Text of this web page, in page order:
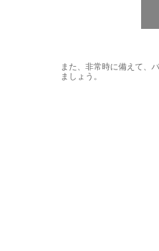
また、非常時に備えて、
ましょう。